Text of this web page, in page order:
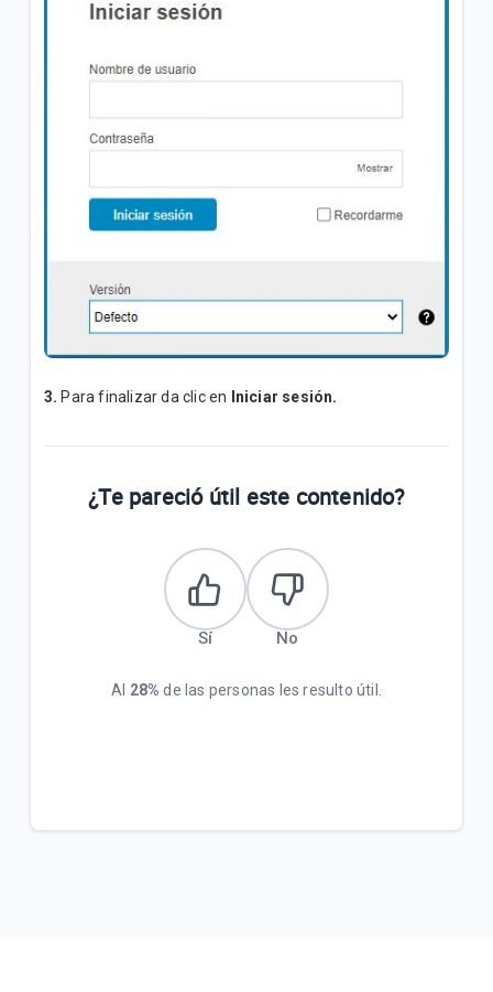
3. Para finalizar da clic en Iniciar sesión.
¿Te pareció útil este contenido?
Sí No
Al 28% de las personas les resulto útil.